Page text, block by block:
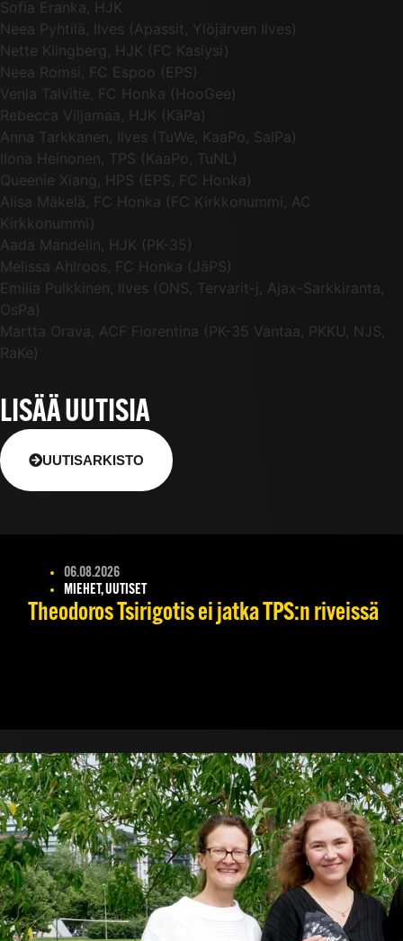
Sofia Eranka, HJK
Neea Pyhtilä, Ilves (Apassit, Ylöjärven Ilves)
Nette Klingberg, HJK (FC Kasiysi)
Neea Romsi, FC Espoo (EPS)
Venla Talvitie, FC Honka (HooGee)
Rebecca Viljamaa, HJK (KäPa)
Anna Tarkkanen, Ilves (TuWe, KaaPo, SalPa)
Ilona Heinonen, TPS (KaaPo, TuNL)
Queenie Xiang, HPS (EPS, FC Honka)
Alisa Mäkelä, FC Honka (FC Kirkkonummi, AC
Kirkkonummi)
Aada Mandelin, HJK (PK-35)
Melissa Ahlroos, FC Honka (JäPS)
Emilia Pulkkinen, Ilves (ONS, Tervarit-j, Ajax-Sarkkiranta,
OsPa)
Martta Orava, ACF Fiorentina (PK-35 Vantaa, PKKU, NJS,
RaKe)
LISÄÄ UUTISIA
UUTISARKISTO
06.08.2026
MIEHET, UUTISET
Theodoros Tsirigotis ei jatka TPS:n riveissä